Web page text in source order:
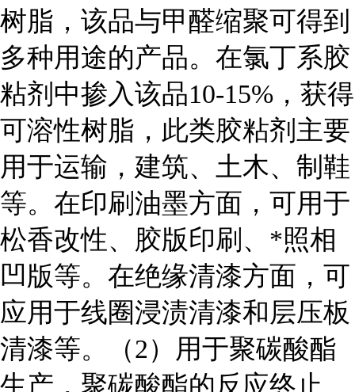
树脂，该品与甲醛缩聚可得到
多种用途的产品。在氯丁系胶
粘剂中掺入该品10-15%，获得
可溶性树脂，此类胶粘剂主要
用于运输，建筑、土木、制鞋
等。在印刷油墨方面，可用于
松香改性、胶版印刷、*照相
凹版等。在绝缘清漆方面，可
应用于线圈浸渍清漆和层压板
清漆等。（2）用于聚碳酸酯
生产，聚碳酸酯的反应终止